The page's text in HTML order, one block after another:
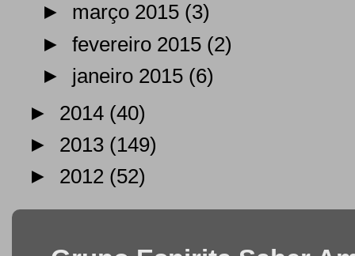
► março 2015 (3)
►fevereiro 2015 (2)
► janeiro 2015 (6)
► 2014 (40)
► 2013 (149)
► 2012 (52)